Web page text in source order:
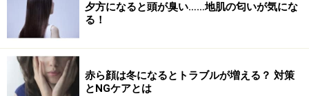
夕方になると頭が臭い……地肌の匂いが気にな
る！
赤ら顔は冬になるとトラブルが増える？ 対策
とNGケアとは